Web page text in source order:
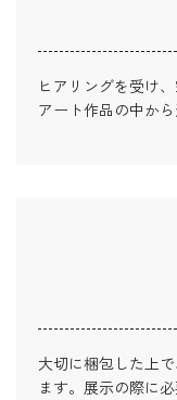
ヒアリングを受け
アート作品の中か
大切に梱包した上
ます。展示の際に